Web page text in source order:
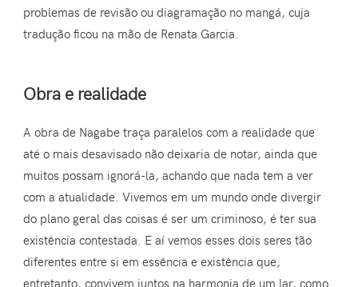
problemas de revisão ou diagramação no mangá, cuja
tradução ficou na mão de Renata Garcia.
Obra e realidade
A obra de Nagabe traça paralelos com a realidade que
até o mais desavisado não deixaria de notar, ainda que
muitos possam ignorá-la, achando que nada tem a ver
com a atualidade. Vivemos em um mundo onde divergir
do plano geral das coisas é ser um criminoso, é ter sua
existência contestada. E aí vemos esses dois seres tão
diferentes entre si em essência e existência que,
entretanto, convivem juntos na harmonia de um lar, como